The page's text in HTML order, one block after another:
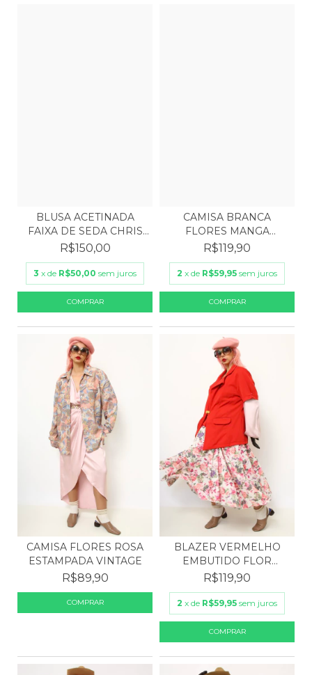
BLUSA ACETINADA
FAIXA DE SEDA CHRIS
PARI...
R$150,00
3 x de R$50,00 sem juros
CAMISA BRANCA
FLORES MANGA
BUFANTE
R$119,90
2 x de R$59,95 sem juros
CAMISA FLORES ROSA
ESTAMPADA VINTAGE
R$89,90
BLAZER VERMELHO
EMBUTIDO FLOR
DOURADA
R$119,90
2 x de R$59,95 sem juros